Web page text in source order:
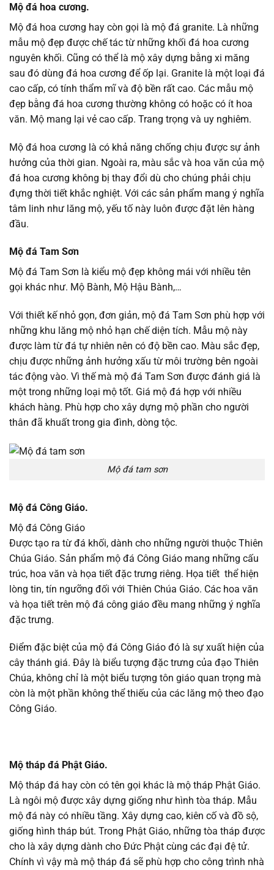
Mộ đá hoa cương.
Mộ đá hoa cương hay còn gọi là mộ đá granite. Là những
mẫu mộ đẹp được chế tác từ những khối đá hoa cương
nguyên khối. Cũng có thể là mộ xây dựng bằng xi măng
sau đó dùng đá hoa cương để ốp lại. Granite là một loại đá
cao cấp, có tính thẩm mĩ và độ bền rất cao. Các mẫu mộ
đẹp bằng đá hoa cương thường không có hoặc có ít hoa
văn. Mộ mang lại vẻ cao cấp. Trang trọng và uy nghiêm.
Mộ đá hoa cương là có khả năng chống chịu được sự ảnh
hưởng của thời gian. Ngoài ra, màu sắc và hoa văn của mộ
đá hoa cương không bị thay đổi dù cho chúng phải chịu
đựng thời tiết khắc nghiệt. Với các sản phẩm mang ý nghĩa
tâm linh như lăng mộ, yếu tố này luôn được đặt lên hàng
đầu.
Mộ đá Tam Sơn
Mộ đá Tam Sơn là kiểu mộ đẹp không mái với nhiều tên
gọi khác như. Mộ Bành, Mộ Hậu Bành,…
Với thiết kế nhỏ gọn, đơn giản, mộ đá Tam Sơn phù hợp với
những khu lăng mộ nhỏ hạn chế diện tích. Mẫu mộ này
được làm từ đá tự nhiên nên có độ bền cao. Màu sắc đẹp,
chịu được những ảnh hưởng xấu từ môi trường bên ngoài
tác động vào. Vì thế mà mộ đá Tam Sơn được đánh giá là
một trong những loại mộ tốt. Giá mộ đá hợp với nhiều
khách hàng. Phù hợp cho xây dựng mộ phần cho người
thân đã khuất trong gia đình, dòng tộc.
Mộ đá tam sơn
Mộ đá Công Giáo.
Mộ đá Công Giáo
Được tạo ra từ đá khối, dành cho những người thuộc Thiên
Chúa Giáo. Sản phẩm mộ đá Công Giáo mang những cấu
trúc, hoa văn và họa tiết đặc trưng riêng. Họa tiết thể hiện
lòng tin, tín ngưỡng đối với Thiên Chúa Giáo. Các hoa văn
và họa tiết trên mộ đá công giáo đều mang những ý nghĩa
đặc trưng.
Điểm đặc biệt của mộ đá Công Giáo đó là sự xuất hiện của
cây thánh giá. Đây là biểu tượng đặc trưng của đạo Thiên
Chúa, không chỉ là một biểu tượng tôn giáo quan trọng mà
còn là một phần không thể thiếu của các lăng mộ theo đạo
Công Giáo.
Mộ tháp đá Phật Giáo.
Mộ tháp đá hay còn có tên gọi khác là mộ tháp Phật Giáo.
Là ngôi mộ được xây dựng giống như hình tòa tháp. Mẫu
mộ đá này có nhiều tầng. Xây dựng cao, kiên cố và đồ sộ,
giống hình tháp bút. Trong Phật Giáo, những tòa tháp được
cho là xây dựng dành cho Đức Phật cùng các đại đệ tử.
Chính vì vậy mà mộ tháp đá sẽ phù hợp cho công trình nhà